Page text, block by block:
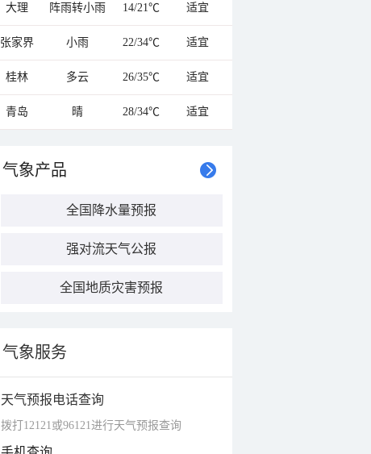
大理 阵雨转小雨 14/21℃ 适宜
张家界 小雨 22/34℃ 适宜
桂林 多云 26/35℃ 适宜
青岛 晴 28/34℃ 适宜
气象产品
全国降水量预报
强对流天气公报
全国地质灾害预报
气象服务
天气预报电话查询
拨打12121或96121进行天气预报查询